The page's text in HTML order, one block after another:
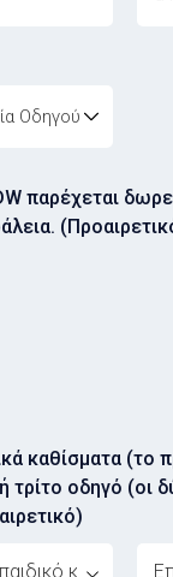
παρέχεται
καθίσματα (το
τρίτο οδηγό (οι